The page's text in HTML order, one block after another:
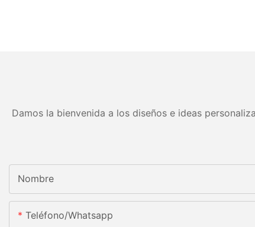
Damos la bienvenida a los diseños e ideas
Nombre
Teléfono/whatsapp